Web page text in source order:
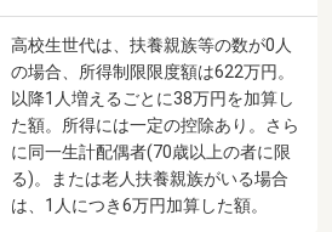
高校生世代は、扶養親族等の数が0人
の場合、所得制限限度額は622万円。
以降1人増えるごとに38万円を加算し
た額。所得には一定の控除あり。さら
に同一生計配偶者(70歳以上の者に限
る)。または老人扶養親族がいる場合
は、1人につき6万円加算した額。